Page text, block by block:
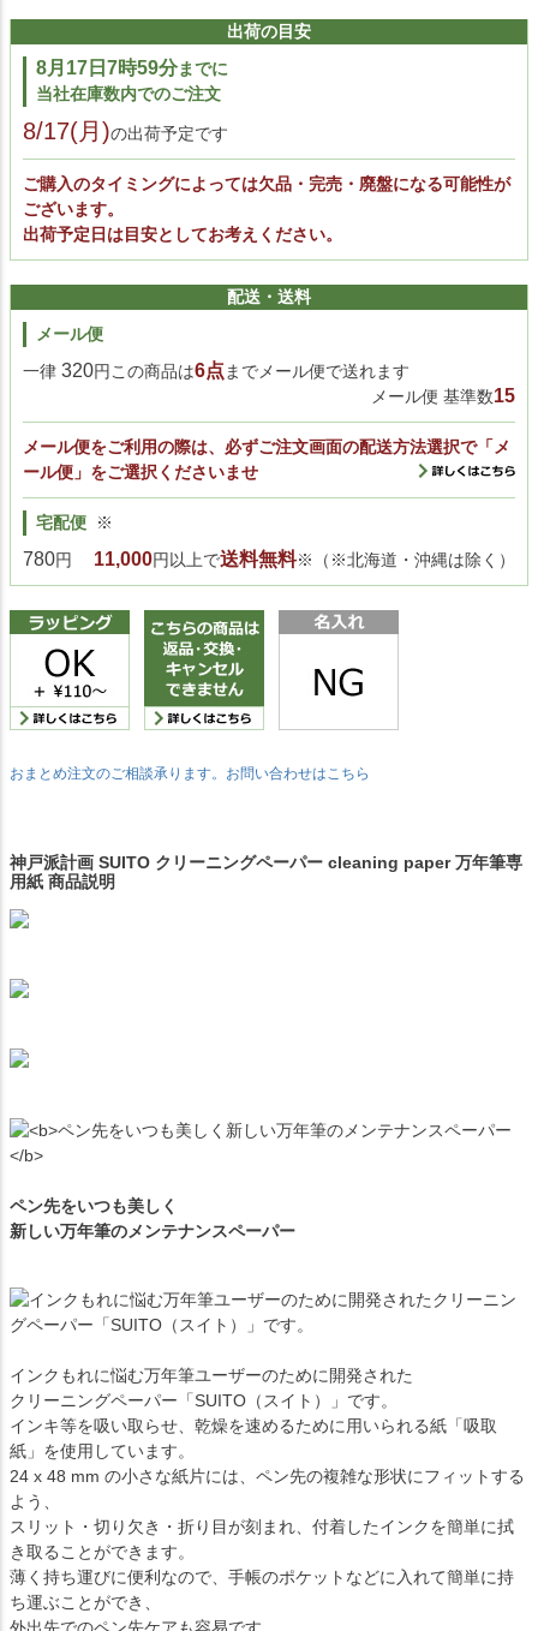
出荷の目安
8月17日7時59分までに
当社在庫数内でのご注文
8/17(月)の出荷予定です
ご購入のタイミングによっては欠品・完売・廃盤になる可能性が
ございます。
出荷予定日は目安としてお考えください。
配送・送料
メール便
一律 320円この商品は6点までメール便で送れます
メール便 基準数15
メール便をご利用の際は、必ずご注文画面の配送方法選択で「メ
ール便」をご選択くださいませ
宅配便
780円
※
11,000円以上で送料無料※（※北海道・沖縄は除く）
おまとめ注文のご相談承ります。お問い合わせはこちら
神戸派計画 SUITO クリーニングペーパー cleaning paper 万年筆専
用紙 商品説明
ペン先をいつも美しく
新しい万年筆のメンテナンスペーパー
インクもれに悩む万年筆ユーザーのために開発された
クリーニングペーパー「SUITO（スイト）」です。
インキ等を吸い取らせ、乾燥を速めるために用いられる紙「吸取
紙」を使用しています。
24 x 48 mm の小さな紙片には、ペン先の複雑な形状にフィットする
よう、
スリット・切り欠き・折り目が刻まれ、付着したインクを簡単に拭
き取ることができます。
薄く持ち運びに便利なので、手帳のポケットなどに入れて簡単に持
ち運ぶことができ、